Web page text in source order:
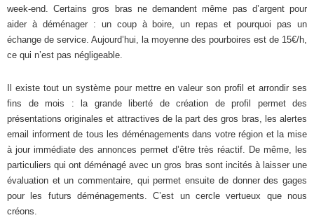
week-end. Certains gros bras ne demandent même pas d’argent pour
aider à déménager : un coup à boire, un repas et pourquoi pas un
échange de service. Aujourd’hui, la moyenne des pourboires est de 15€/h,
ce qui n’est pas négligeable.
Il existe tout un système pour mettre en valeur son profil et arrondir ses
fins de mois : la grande liberté de création de profil permet des
présentations originales et attractives de la part des gros bras, les alertes
email informent de tous les déménagements dans votre région et la mise
à jour immédiate des annonces permet d’être très réactif. De même, les
particuliers qui ont déménagé avec un gros bras sont incités à laisser une
évaluation et un commentaire, qui permet ensuite de donner des gages
pour les futurs déménagements. C’est un cercle vertueux que nous
créons.